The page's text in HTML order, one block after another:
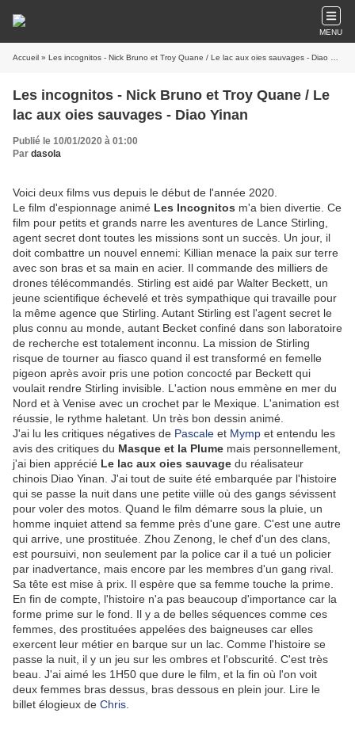
MENU
Accueil » Les incognitos - Nick Bruno et Troy Quane / Le lac aux oies sauvages - Diao Yinan
Les incognitos - Nick Bruno et Troy Quane / Le
lac aux oies sauvages - Diao Yinan
Publié le 10/01/2020 à 01:00
Par dasola
Voici deux films vus depuis le début de l'année 2020.
Le film d'espionnage animé Les Incognitos m'a bien divertie. Ce
film pour petits et grands narre les aventures de Lance Stirling,
agent secret dont toutes les missions sont un succès. Un jour, il
doit combattre un nouvel ennemi: Killian menace la paix sur terre
avec son bras et sa main en acier. Il commande des milliers de
drones télécommandés. Stirling est aidé par Walter Beckett, un
jeune scientifique échevelé et très sympathique qui travaille pour
la même agence que Stirling. Autant Stirling est l'agent secret le
plus connu au monde, autant Becket confiné dans son laboratoire
de recherche est totalement inconnu. La mission de Stirling
risque de tourner au fiasco quand il est transformé en femelle
pigeon après avoir pris une potion concocté par Beckett qui
voulait rendre Stirling invisible. L'action nous emmène en mer du
Nord et à Venise avec un crochet par le Mexique. L'animation est
réussie, le rythme haletant. Un très bon dessin animé.
J'ai lu les critiques négatives de Pascale et Mymp et entendu les
avis des critiques du Masque et la Plume mais personnellement,
j'ai bien apprécié Le lac aux oies sauvage du réalisateur
chinois Diao Yinan. J'ai tout de suite été embarquée par l'histoire
qui se passe la nuit dans une petite viille où des gangs sévissent
pour voler des motos. Quand le film démarre sous la pluie, un
homme inquiet attend sa femme près d'une gare. C'est une autre
qui arrive, une prostituée. Zhou Zenong, le chef d'un des clans,
est poursuivi, non seulement par la police car il a tué un policier
par inadvertance, mais encore par les membres d'un gang rival.
Sa tête est mise à prix. Il espère que sa femme touche la prime.
En fin de compte, l'histoire n'a pas beaucoup d'importance car la
forme prime sur le fond. Il y a de belles séquences comme ces
femmes, des prostituées appelées des baigneuses car elles
exercent leur métier en barque sur un lac. Comme l'histoire se
passe la nuit, il y un jeu sur les ombres et l'obscurité. C'est très
beau. J'ai aimé les 1H50 que dure le film, et la fin où l'on voit
deux femmes bras dessus, bras dessous en plein jour. Lire le
billet élogieux de Chris